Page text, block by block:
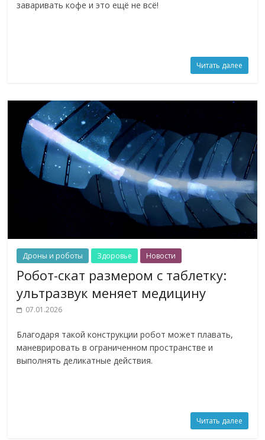
заваривать кофе и это ещё не всё!
Читать далее
Дроны и роботы Здоровье Новости
Робот-скат размером с таблетку:
ультразвук меняет медицину
07.01.2026
Благодаря такой конструкции робот может плавать,
маневрировать в ограниченном пространстве и
выполнять деликатные действия.
Читать далее